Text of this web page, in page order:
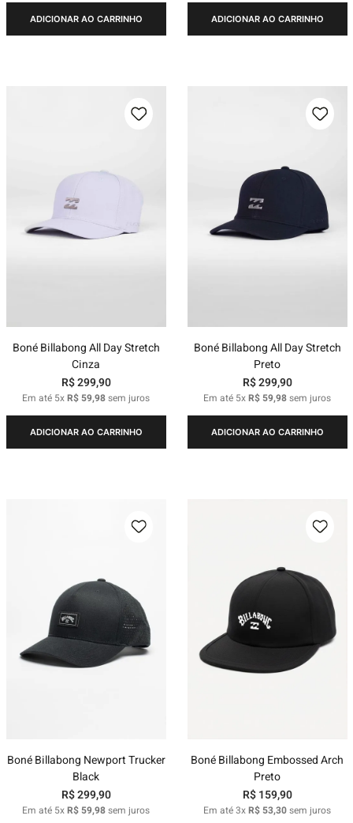
ADICIONAR AO CARRINHO ADICIONAR AO CARRINHO
Boné Billabong All Day Stretch
Cinza
R$299,90
Em até 5xR$ 59,98sem juros
ADICIONAR AO CARRINHO
Boné Billabong All Day Stretch
Preto
R$299,90
Em até 5xR$ 59,98sem juros
ADICIONAR AO CARRINHO
Boné Billabong Newport Trucker
Black
R$299,90
Em até 5xR$ 59,98sem juros
Boné Billabong Embossed Arch
Preto
R$ 159,90
Em até3xR$ 53,30sem juros